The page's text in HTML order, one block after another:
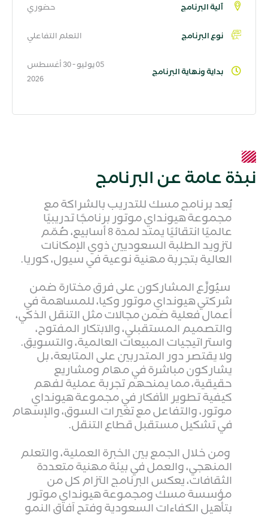
آلية البرنامج حضوري
نوع البرنامج التعلم التفاعلي
بداية ونهاية البرنامج
05 يوليو - 30 أغسطس
2026
نبذة عامة عن البرنامج
يُعد برنامج مسك للتدريب بالشراكة مع
مجموعة هيونداي موتور برنامجًا تدريبيًا
عالميًا انتقائيًا يمتد لمدة 8 أسابيع، صُمّم
لتزويد الطلبة السعوديين ذوي الإمكانات
العالية بتجربة مهنية نوعية في سيول، كوريا.
سيُوزَّع المشاركون على فرق مختارة ضمن
شركتي هيونداي موتور وكيا، للمساهمة في
أعمال فعلية ضمن مجالات مثل التنقل الذكي،
والتصميم المستقبلي، والابتكار المفتوح،
واستراتيجيات المبيعات العالمية، والتسويق.
ولا يقتصر دور المتدربين على المتابعة، بل
يشاركون مباشرة في مهام ومشاريع
حقيقية، مما يمنحهم تجربة عملية لفهم
كيفية تطوير الأفكار في مجموعة هيونداي
موتور، والتفاعل مع تغيرات السوق، والإسهام
في تشكيل مستقبل قطاع التنقل.
ومن خلال الجمع بين الخبرة العملية، والتعلم
المنهجي، والعمل في بيئة مهنية متعددة
الثقافات، يعكس البرنامج التزام كل من
مؤسسة مسك ومجموعة هيونداي موتور
بتأهيل الكفاءات السعودية وفتح آفاق النمو